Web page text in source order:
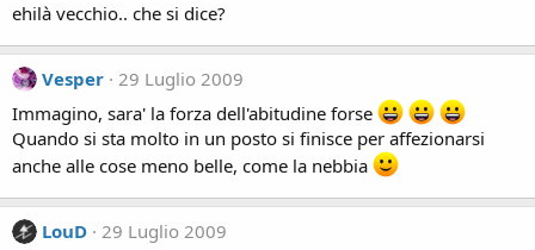
ehilà vecchio.. che si dice?
Vesper 29 Luglio 2009
Immagino, sara' la forza dell'abitudine forse
Quando si sta molto in un posto si finisce per affezionarsi
anche alle cose meno belle, come la nebbia
LouD 29 Luglio 2009